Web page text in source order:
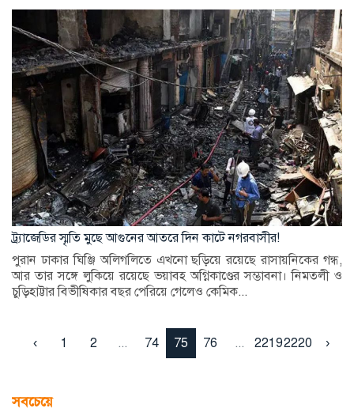
ট্র্যাজেডির স্মৃতি মুছে আগুনের আতরে দিন কাটে নগরবাসীর!
পুরান ঢাকার ঘিঞ্জি অলিগলিতে এখনো ছড়িয়ে রয়েছে রাসায়নিকের গন্ধ,
আর তার সঙ্গে লুকিয়ে রয়েছে ভয়াবহ অগ্নিকাণ্ডের সম্ভাবনা। নিমতলী ও
চুড়িহাট্টার বিভীষিকার বছর পেরিয়ে গেলেও কেমিক...
‹ 1 2 ... 74 75 76 ... 22192220 ›
সবচেয়ে